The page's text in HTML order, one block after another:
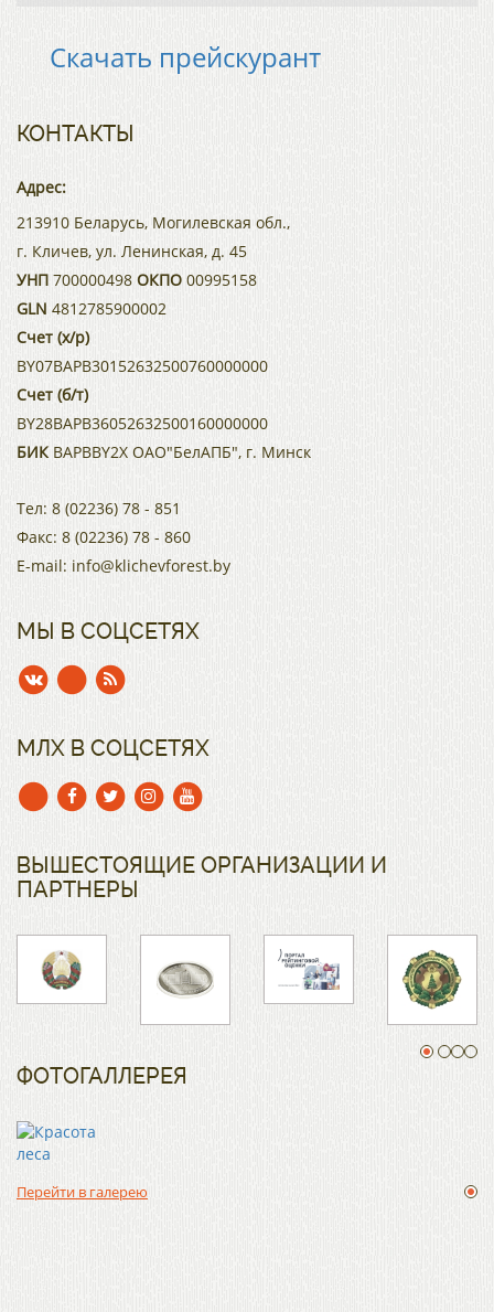
Скачать прейскурант
КОНТАКТЫ
Адрес:
213910 Беларусь, Могилевская обл.,
г. Кличев, ул. Ленинская, д. 45
УНП 700000498 ОКПО 00995158
GLN 4812785900002
Счет (х/р)
BY07BAPB30152632500760000000
Счет (б/т)
BY28BAPB36052632500160000000
БИКBAPBBY2X ОАО"БелАПБ", г. Минск
Тел: 8 (02236) 78 - 851
Факс: 8 (02236) 78 - 860
E-mail: info@klichevforest.by
МЫ В СОЦСЕТЯХ
МЛХ В СОЦСЕТЯХ
ВЫШЕСТОЯЩИЕ ОРГАНИЗАЦИИ И
ПАРТНЕРЫ
ФОТОГАЛЛЕРЕЯ
Перейти в галерею